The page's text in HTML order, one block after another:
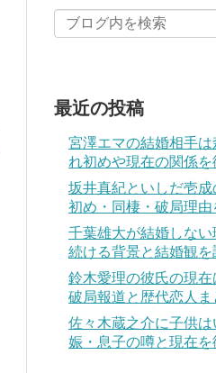
最近の投稿
宮澤エマの結婚相手は
れ初めや現在の関係を
坂井真紀といしだ壱
初め・同棲・破局理由
千葉雄大が結婚しな
続ける背景と結婚観を
鈴木愛理の彼氏の現
破局報道と歴代恋人ま
佐々木蔵之介に子供
娠・息子の噂と現在を